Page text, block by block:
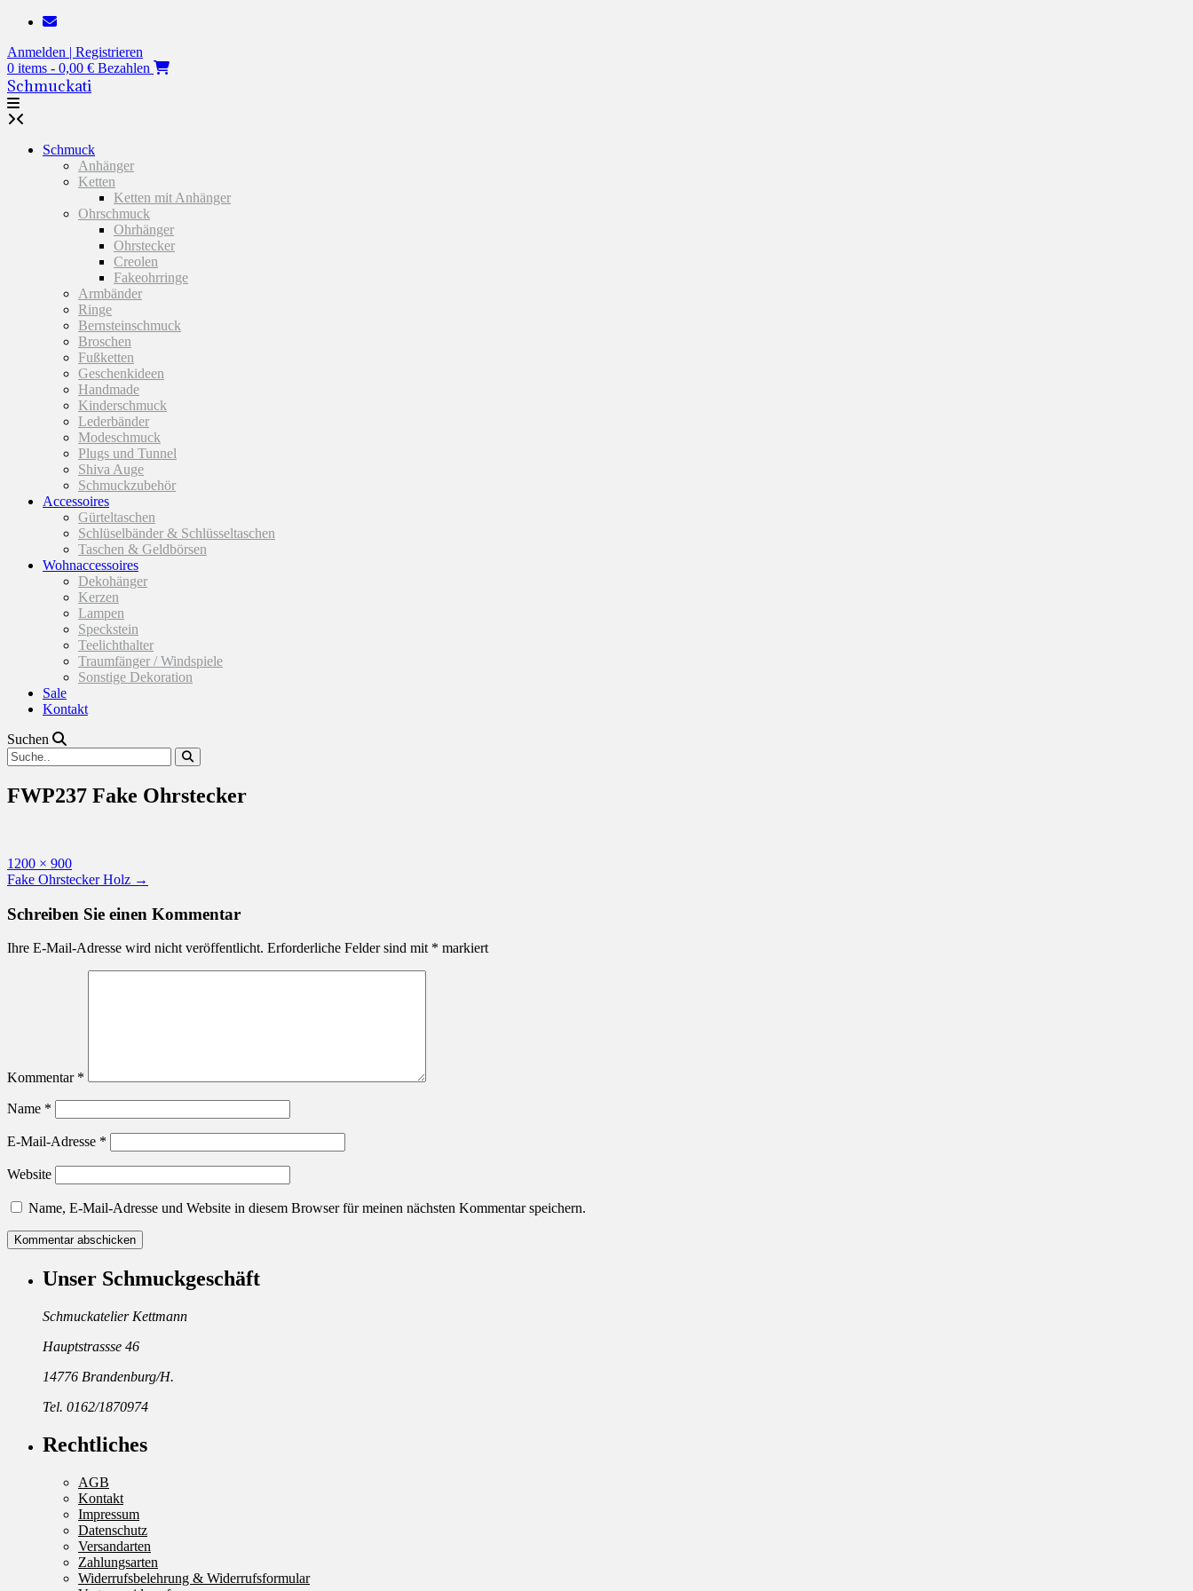
Zum
springen
Anmelden | Registrieren
0 items - 0,00 € Bezahlen
Schmuckati
Schmuck
Anhänger
Ketten
Ketten mit Anhänger
Ohrschmuck
Ohrhänger
Ohrstecker
Creolen
Fakeohrringe
Armbänder
Ringe
Bernsteinschmuck
Broschen
Fußketten
Geschenkideen
Handmade
Kinderschmuck
Lederbänder
Modeschmuck
Plugs und Tunnel
Shiva Auge
Schmuckzubehör
Accessoires
Gürteltaschen
Schlüselbänder & Schlüsseltaschen
Taschen & Geldbörsen
Wohnaccessoires
Dekohänger
Kerzen
Lampen
Speckstein
Teelichthalter
Traumfänger / Windspiele
Sonstige Dekoration
Sale
Kontakt
Suchen
FWP237 Fake Ohrstecker
Originalgröße
1200 × 900
Beitragsnavigation
Fake Ohrstecker Holz →
Schreiben Sie einen Kommentar
Ihre E-Mail-Adresse wird nicht veröffentlicht. Erforderliche Felder sind mit * markiert
Kommentar *
Name *
E-Mail-Adresse *
Website
Name, E-Mail-Adresse und Website in diesem Browser für meinen nächsten Kommentar speichern.
Unser Schmuckgeschäft
Schmuckatelier Kettmann
Hauptstrassse 46
14776 Brandenburg/H.
Tel. 0162/1870974
Rechtliches
AGB
Kontakt
Impressum
Datenschutz
Versandarten
Zahlungsarten
Widerrufsbelehrung & Widerrufsformular